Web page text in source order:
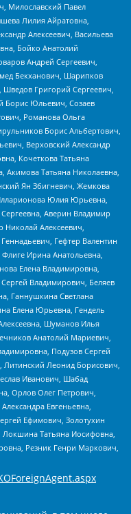
Милославский Павел
Лилия Айратовна,
Алексеевич, Васильева
Бойко Анатолий
Андрей Сергеевич,
Бекханович, Шарипков
Григорий Сергеевич,
Борис Юльевич, Созаев
Романова Ольга
Борис Альбертович,
Верховский Александр
Кочеткова Татьяна
Акимова Татьяна Николаевна,
Ян Збигневич, Жемкова
Юлия Юрьевна,
Аверин Владимир
Алексеевич,
Гефтер Валентин
Ирина Анатольевна,
Елена Владимировна,
Владимирович, Беляев
Ганнушкина Светлана
Елена Юрьевна, Гендель
Шуманов Илья
Анатолий Мариевич,
Подузов Сергей
Литинский Леонид Борисович,
Иванович, Шабад
Орлов Олег Петрович,
Евгеньевна,
Ефимович, Золотухин
Татьяна Иосифовна,
Резник Генри Маркович,